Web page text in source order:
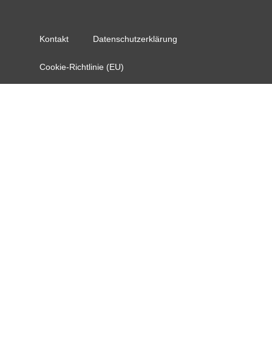
Kontakt Datenschutzerklärung
Cookie-Richtlinie (EU)